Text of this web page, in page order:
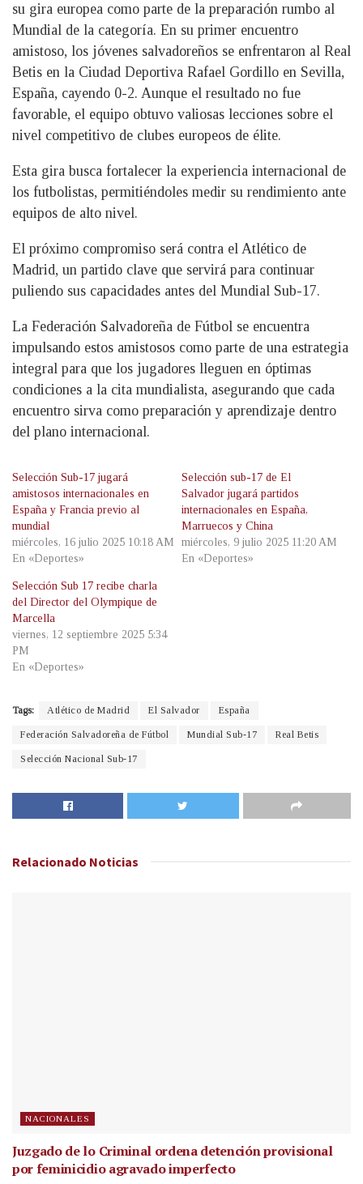
su gira europea como parte de la preparación rumbo al
Mundial de la categoría. En su primer encuentro
amistoso, los jóvenes salvadoreños se enfrentaron al Real
Betis en la Ciudad Deportiva Rafael Gordillo en Sevilla,
España, cayendo 0-2. Aunque el resultado no fue
favorable, el equipo obtuvo valiosas lecciones sobre el
nivel competitivo de clubes europeos de élite.
Esta gira busca fortalecer la experiencia internacional de
los futbolistas, permitiéndoles medir su rendimiento ante
equipos de alto nivel.
El próximo compromiso será contra el Atlético de
Madrid, un partido clave que servirá para continuar
puliendo sus capacidades antes del Mundial Sub-17.
La Federación Salvadoreña de Fútbol se encuentra
impulsando estos amistosos como parte de una estrategia
integral para que los jugadores lleguen en óptimas
condiciones a la cita mundialista, asegurando que cada
encuentro sirva como preparación y aprendizaje dentro
del plano internacional.
Selección Sub-17 jugará
amistosos internacionales en
España y Francia previo al
mundial
miércoles, 16 julio 2025 10:18 AM
En «Deportes»
Selección sub-17 de El
Salvador jugará partidos
internacionales en España,
Marruecos y China
miércoles, 9 julio 2025 11:20 AM
En «Deportes»
Selección Sub 17 recibe charla
del Director del Olympique de
Marcella
viernes, 12 septiembre 2025 5:34
PM
En «Deportes»
Tags: Atlético de Madrid El Salvador España
Federación Salvadoreña de Fútbol Mundial Sub-17 Real Betis
Selección Nacional Sub-17
Relacionado Noticias
NACIONALES
Juzgado de lo Criminal ordena detención provisional
por feminicidio agravado imperfecto